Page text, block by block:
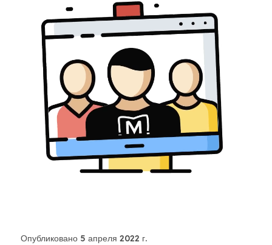
Опубликовано 5 апреля 2022 г.